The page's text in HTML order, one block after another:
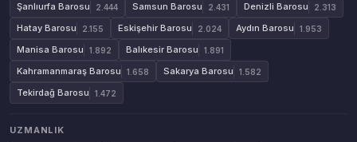
Şanlıurfa Barosu 2.444 Samsun Barosu 2.431 Denizli Barosu 2.313
Hatay Barosu 2.155 Eskişehir Barosu 2.024 Aydın Barosu 1.953
Manisa Barosu 1.892 Balıkesir Barosu 1.891
Kahramanmaraş Barosu 1.658 Sakarya Barosu 1.582
Tekirdağ Barosu 1.472
UZMANLIK